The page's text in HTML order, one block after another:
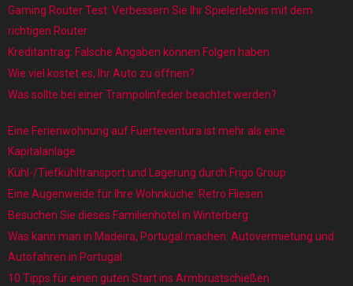
Gaming Router Test: Verbessern Sie Ihr Spielerlebnis mit dem
richtigen Router
Kreditantrag: Falsche Angaben können Folgen haben
Wie viel kostet es, Ihr Auto zu öffnen?
Was sollte bei einer Trampolinfeder beachtet werden?
Eine Ferienwohnung auf Fuerteventura ist mehr als eine
Kapitalanlage
Kühl-/Tiefkühltransport und Lagerung durch Frigo Group
Eine Augenweide für Ihre Wohnküche: Retro Fliesen
Besuchen Sie dieses Familienhotel in Winterberg
Was kann man in Madeira, Portugal machen: Autovermietung und
Autofahren in Portugal
10 Tipps für einen guten Start ins Armbrustschießen